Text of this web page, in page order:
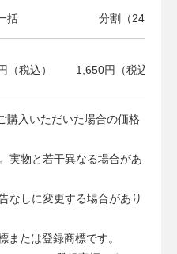
括 分割（24回）
（税込） 1,650円（税込）
購入いただいた場合の価格
実物と若干異なる場合があ
なしに変更する場合があり
たは登録商標です。